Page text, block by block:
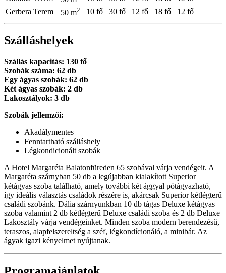
Gerbera Terem
50 m2 10 fő 30 fő 12 fő 18 fő 12 fő
Szálláshelyek
Szállás kapacitás: 130 fő
Szobák száma: 62 db
Egy ágyas szobák: 62 db
Két ágyas szobák: 2 db
Lakosztályok: 3 db
Szobák jellemzői:
Akadálymentes
Fenntartható szálláshely
Légkondicionált szobák
A Hotel Margaréta Balatonfüreden 65 szobával várja vendégeit. A
Margaréta szárnyban 50 db a legújabban kialakított Superior
kétágyas szoba található, amely további két ággyal pótágyazható,
így ideális választás családok részére is, akárcsak Superior kétlégterű
családi szobánk. Dália szárnyunkban 10 db tágas Deluxe kétágyas
szoba valamint 2 db kétlégterű Deluxe családi szoba és 2 db Deluxe
Lakosztály várja vendégeinket. Minden szoba modern berendezésű,
teraszos, alapfelszereltség a széf, légkondícionáló, a minibár. Az
ágyak igazi kényelmet nyújtanak.